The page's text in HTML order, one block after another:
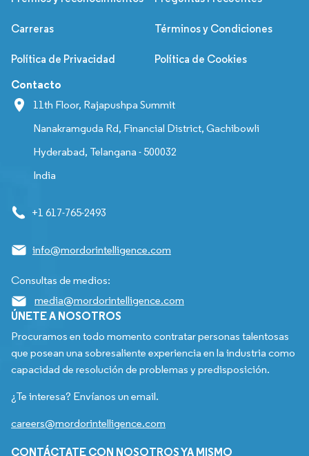
Carreras Términos y Condiciones
Política de Privacidad Política de Cookies
Contacto
11th Floor, Rajapushpa Summit
Nanakramguda Rd, Financial District, Gachibowli
Hyderabad, Telangana - 500032
India
+1 617-765-2493
info@mordorintelligence.com
Consultas de medios:
media@mordorintelligence.com
ÚNETE A NOSOTROS
Procuramos en todo momento contratar personas talentosas
que posean una sobresaliente experiencia en la industria como
capacidad de resolución de problemas y predisposición.
¿Te interesa? Envíanos un email.
careers@mordorintelligence.com
CONTÁCTATE CON NOSOTROS YA MISMO